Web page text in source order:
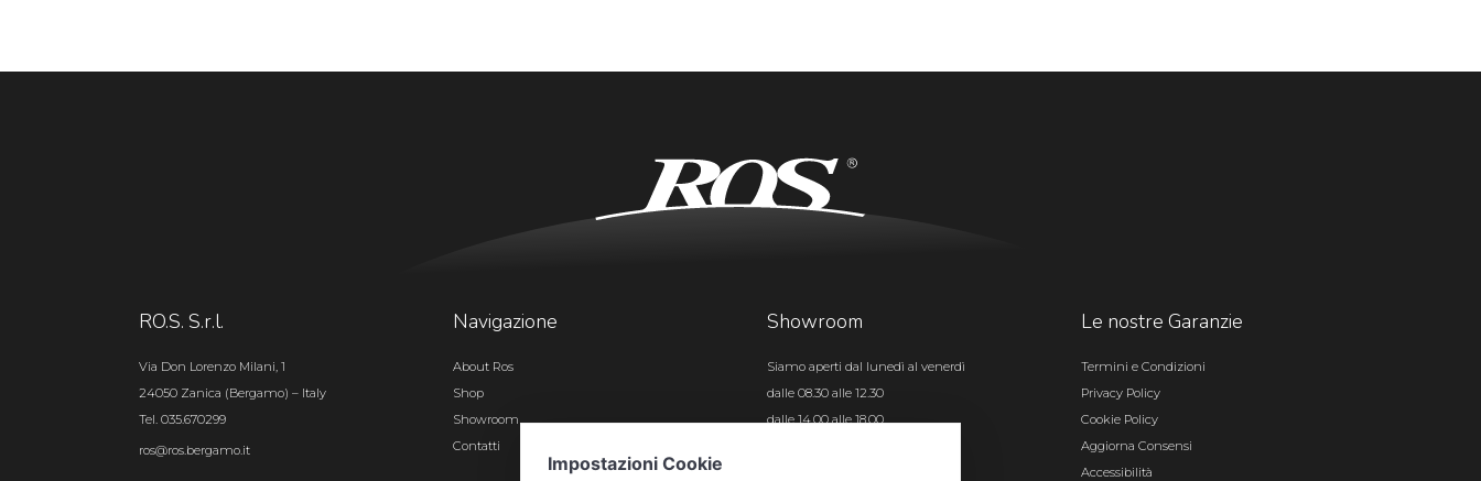
RO.S. S.r.l.
Via Don Lorenzo Milani, 1
24050 Zanica (Bergamo) – Italy
Tel. 035.670299
ros@ros.bergamo.it
Navigazione
About Ros
Shop
Showroom
Contatti
Showroom
Siamo aperti dal lunedì al venerdì
dalle 08.30 alle 12.30
dalle 14.00 alle 18.00
Le nostre Garanzie
Termini e Condizioni
Privacy Policy
Cookie Policy
Aggiorna Consensi
Accessibilità